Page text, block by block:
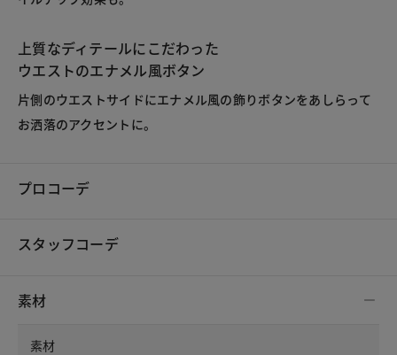
上質なディテールにこだわった
ウエストのエナメル風ボタン
片側のウエストサイドにエナメル風の飾りボタンをあしらって
お洒落のアクセントに。
プロコーデ
スタッフコーデ
素材
素材